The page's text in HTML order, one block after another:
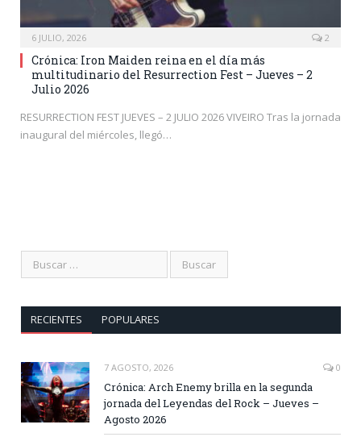
6 JULIO, 2026 2
Crónica: Iron Maiden reina en el día más
multitudinario del Resurrection Fest – Jueves – 2
Julio 2026
RESURRECTION FEST JUEVES – 2 JULIO 2026 VIVEIRO Tras la jornada
inaugural del miércoles, llegó…
RECIENTES POPULARES
7 AGOSTO, 2026 0
Crónica: Arch Enemy brilla en la segunda
jornada del Leyendas del Rock – Jueves –
Agosto 2026